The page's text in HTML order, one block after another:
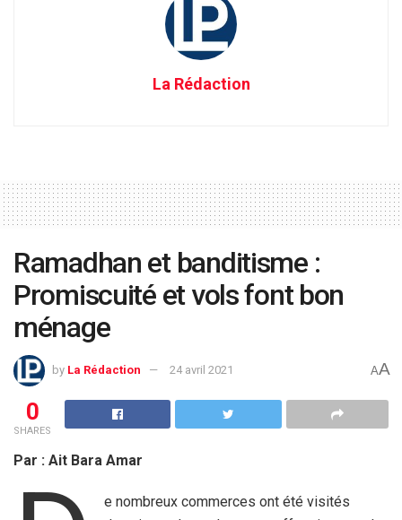
La Rédaction
Ramadhan et banditisme :
Promiscuité et vols font bon
ménage
by La Rédaction 24 avril 2021 AA
0
SHARES
Par : Ait Bara Amar
e nombreux commerces ont été visités